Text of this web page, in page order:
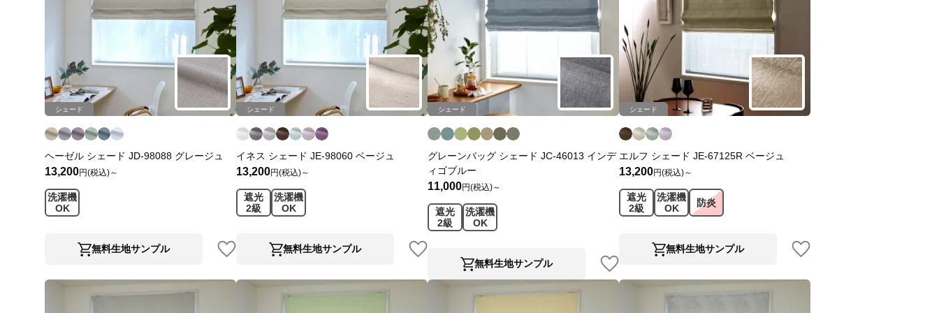
シェード
ヘーゼル シェード JD-98088 グレージュ
13,200円(税込)～
洗濯機
OK
無料生地サンプル
シェード
イネス シェード JE-98060 ベージュ
13,200円(税込)～
遮光
2級
洗濯機
OK
無料生地サンプル
シェード
グレーンバッグ シェード JC-46013 インデ
ィゴブルー
11,000円(税込)～
遮光
2級
洗濯機
OK
無料生地サンプル
シェード
エルフ シェード JE-67125R ベージュ
13,200円(税込)～
遮光
2級
洗濯機
OK
防炎
無料生地サンプル